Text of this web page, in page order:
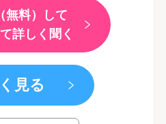
無料）して
詳しく聞く
見る